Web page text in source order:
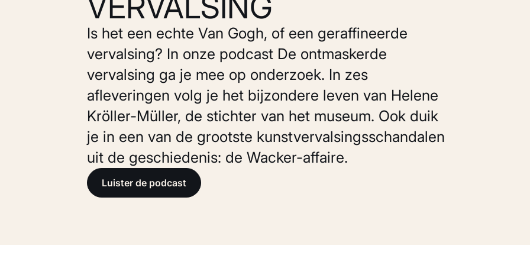
Is het een echte Van Gogh, of een geraffineerde
vervalsing? In onze podcast De ontmaskerde
vervalsing ga je mee op onderzoek. In zes
afleveringen volg je het bijzondere leven van Helene
Kröller-Müller, de stichter van het museum. Ook duik
je in een van de grootste kunstvervalsingsschandalen
uit de geschiedenis: de Wacker-affaire.
Luister de podcast